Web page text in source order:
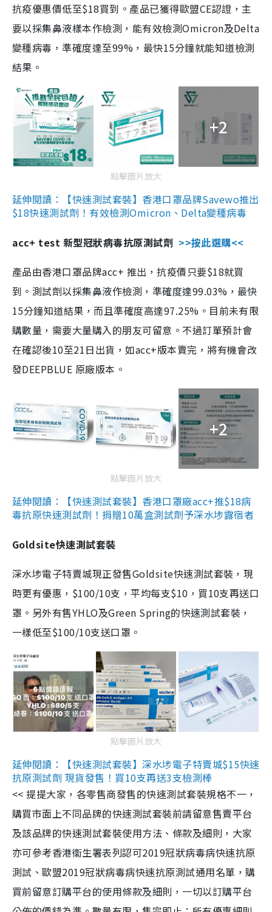
抗疫優惠價低至$18買到。產品已獲得歐盟CE認證，主
要以採集鼻液樣本作檢測，能有效檢測Omicron及Delta
變種病毒，準確度達至99%，最快15分鐘就能知道檢測
結果。
+2
點擊圖片放大
延伸閱讀：【快速測試套裝】香港口罩品牌Savewo推出
$18快速測試劑！有效檢測Omicron、Delta變種病毒
acc+ test 新型冠狀病毒抗原測試劑 >>按此選購<<
產品由香港口罩品牌acc+ 推出，抗疫價只要$18就買
到。測試劑以採集鼻液作檢測，準確度達99.03%，最快
15分鐘知道結果，而且準確度高達97.25%。目前未有限
購數量，需要大量購入的朋友可留意。不過訂單預計會
在確認後10至21日出貨，如acc+版本賣完，將有機會改
發DEEPBLUE 原廠版本。
+2
點擊圖片放大
延伸閱讀：【快速測試套裝】香港口罩廠acc+推$18病
毒抗原快速測試劑！捐贈10萬盒測試劑予深水埗露宿者
Goldsite快速測試套裝
深水埗電子特賣城現正發售Goldsite快速測試套裝，現
時更有優惠，$100/10支，平均每支$10，買10支再送口
罩。另外有售YHLO及Green Spring的快速測試套裝，
一樣低至$100/10支送口罩。
點擊圖片放大
延伸閱讀：【快速測試套裝】深水埗電子特賣城$15快速
抗原測試劑 現貨發售！買10支再送3支檢測棒
<< 提提大家，各零售商發售的快速測試套裝規格不一，
購買市面上不同品牌的快速測試套裝前請留意售賣平台
及該品牌的快速測試套裝使用方法、條款及細則，大家
亦可參考香港衞生署表列認可2019冠狀病毒病快速抗原
測試、歐盟2019冠狀病毒病快速抗原測試通用名單，購
買前留意訂購平台的使用條款及細則，一切以訂購平台